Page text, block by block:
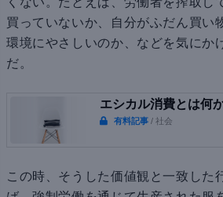
買っていないか、自分がふだん買い
環境にやさしいのか、などを気にか
だ。
エシカル消費とは何
有料記事 / 社会
この時、そうした価値観と一致した